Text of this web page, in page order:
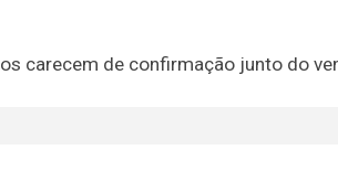
carecem de confirmação junto do